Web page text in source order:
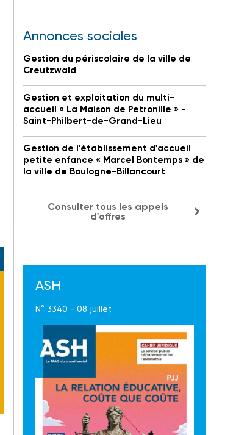
Annonces sociales
Gestion du périscolaire de la ville de
Creutzwald
Gestion et exploitation du multi-
accueil « La Maison de Petronille » -
Saint-Philbert-de-Grand-Lieu
Gestion de l'établissement d'accueil
petite enfance « Marcel Bontemps » de
la ville de Boulogne-Billancourt
Consulter tous les appels
d'offres
ASH
N° 3340 - 08 juillet